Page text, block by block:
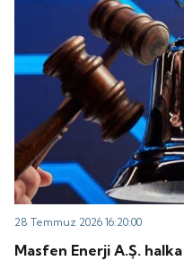
28 Temmuz 2026 16:20:00
Masfen Enerji A.Ş.